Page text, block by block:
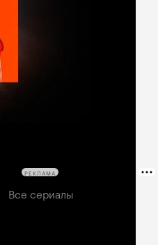
РЕКЛАМА
Все сериалы